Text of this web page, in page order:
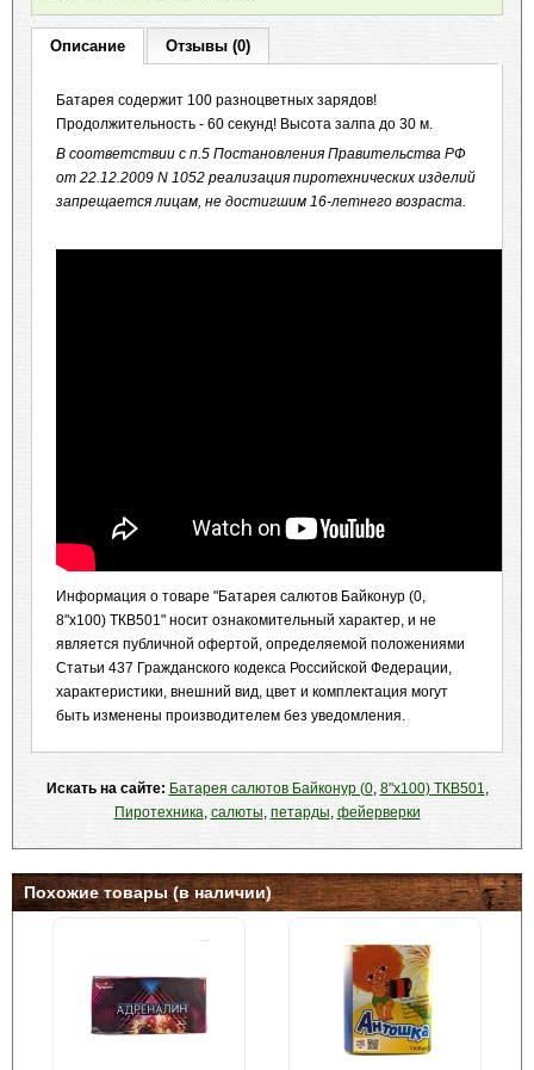
Описание Отзывы (0)
Батарея содержит 100 разноцветных зарядов!
Продолжительность - 60 секунд! Высота залпа до 30 м.
В соответствии с п.5 Постановления Правительства РФ
от 22.12.2009 N 1052 реализация пиротехнических изделий
запрещается лицам, не достигшим 16-летнего возраста.
Информация о товаре "Батарея салютов Байконур (0,
8"х100) ТКВ501" носит ознакомительный характер, и не
является публичной офертой, определяемой положениями
Статьи 437 Гражданского кодекса Российской Федерации,
характеристики, внешний вид, цвет и комплектация могут
быть изменены производителем без уведомления.
Искать на сайте: Батарея салютов Байконур (0, 8"х100) ТКВ501,
Пиротехника, салюты, петарды, фейерверки
Похожие товары (в наличии)